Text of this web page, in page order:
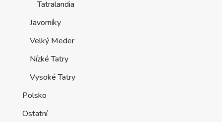
Tatralandia
Javorníky
Velký Meder
Nízké Tatry
Vysoké Tatry
Polsko
Ostatní